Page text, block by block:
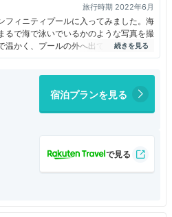
旅行時期 2022年6月
フィニティプールに入ってみました。海
るで海で泳いでいるかのような写真を撮
かく、プールの外へ出てもさほど寒く
イントを集めると宿泊が無料でできま
宿泊プランを見る